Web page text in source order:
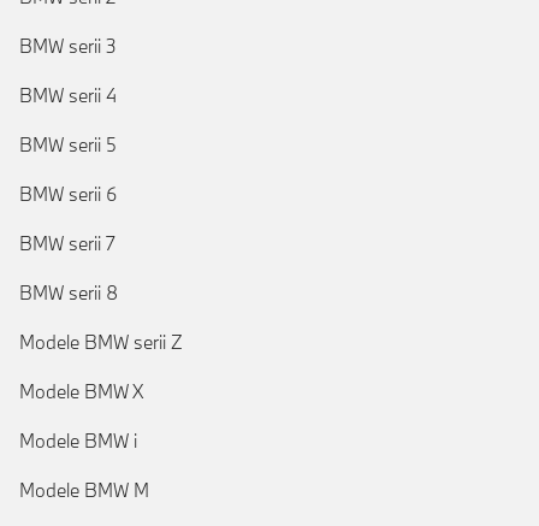
BMW serii 3
BMW serii 4
BMW serii 5
BMW serii 6
BMW serii 7
BMW serii 8
Modele BMW serii Z
Modele BMW X
Modele BMW i
Modele BMW M